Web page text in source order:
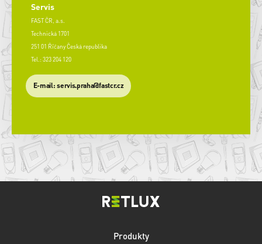
Servis
FAST ČR, a.s.
Technická 1701
251 01 Říčany Česká republika
Tel.: 323 204 120
​E-mail: servis.praha@fastcr.cz
Produkty